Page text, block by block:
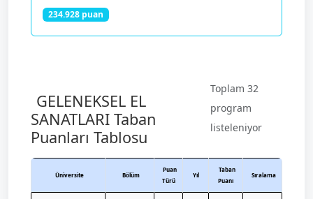
234.928 puan
GELENEKSEL EL
SANATLARI Taban
Puanları Tablosu
Toplam 32
program
listeleniyor
Üniversite Bölüm
Puan
Türü
Yıl
Taban
Puanı
Sıralama